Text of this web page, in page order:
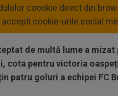
coookie direct din
accepti cookie-urile social
de multă lume a
cota pentru victoria
patru goluri a echipei FC